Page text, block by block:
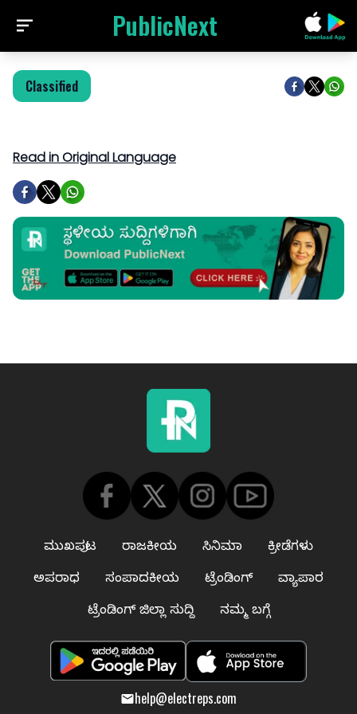
PublicNext
Classified
Read in Original Language
ಮುಖಪುಟ ರಾಜಕೀಯ ಸಿನಿಮಾ
ಕ್ರೀಡೆಗಳು
ಅಪರಾಧ
ಸಂಪಾದಕೀಯ ಟ್ರೆಂಡಿಂಗ್
ವ್ಯಾಪಾರ
ಟ್ರೆಂಡಿಂಗ್ ಜಿಲ್ಲಾ ಸುದ್ದಿ
ನಮ್ಮ ಬಗ್ಗೆ
help@electreps.com